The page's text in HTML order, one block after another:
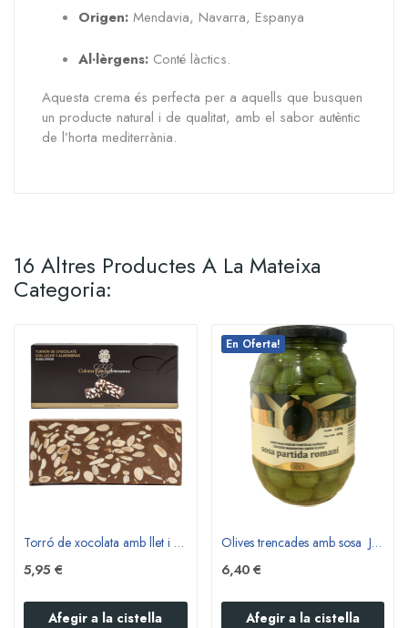
Origen: Mendavia, Navarra, Espanya
Al·lèrgens: Conté làctics.
Aquesta crema és perfecta per a aquells que busquen
un producte natural i de qualitat, amb el sabor autèntic
de l’horta mediterrània.
16 Altres Productes A La Mateixa
Categoria:
Torró de xocolata amb llet i ametlles Clàssic...
5,95 €
Afegir a la cistella
En Oferta!
Olives trencades amb sosa  Jesmar 1kg
6,40 €
Afegir a la cistella